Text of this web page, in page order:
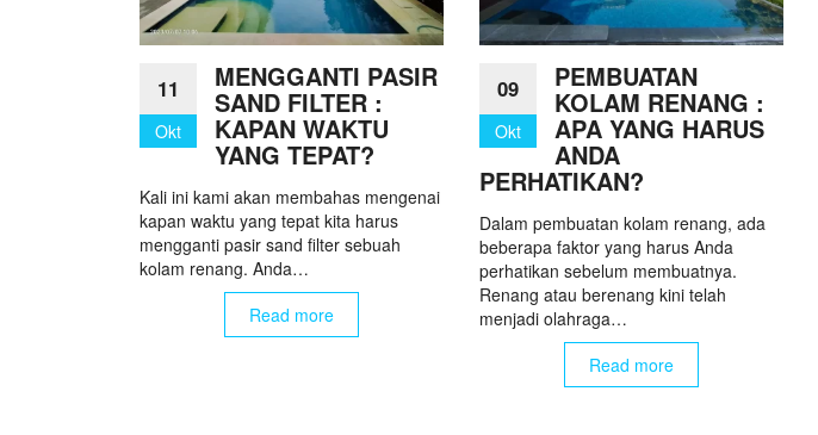
11
Okt
MENGGANTI PASIR
SAND FILTER :
KAPAN WAKTU
YANG TEPAT?
Kali ini kami akan membahas mengenai
kapan waktu yang tepat kita harus
mengganti pasir sand filter sebuah
kolam renang. Anda…
Read more
09
Okt
PEMBUATAN
KOLAM RENANG :
APA YANG HARUS
ANDA
PERHATIKAN?
Dalam pembuatan kolam renang, ada
beberapa faktor yang harus Anda
perhatikan sebelum membuatnya.
Renang atau berenang kini telah
menjadi olahraga…
Read more